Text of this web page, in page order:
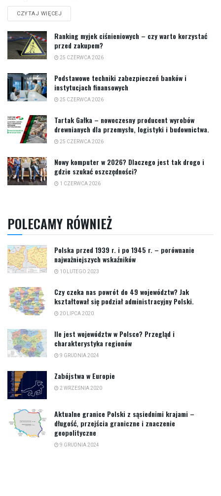
CZYTAJ WIĘCEJ
Ranking myjek ciśnieniowych – czy warto korzystać
przed zakupem?
25 CZERWCA 2026
Podstawowe techniki zabezpieczeń banków i
instytucjach finansowych
25 CZERWCA 2026
Tartak Gałka – nowoczesny producent wyrobów
drewnianych dla przemysłu, logistyki i budownictwa.
25 CZERWCA 2026
Nowy komputer w 2026? Dlaczego jest tak drogo i
gdzie szukać oszczędności?
1 CZERWCA 2026
POLECAMY RÓWNIEŻ
Polska przed 1939 r. i po 1945 r. – porównanie
najważniejszych wskaźników
10 LUTEGO 2023
Czy czeka nas powrót do 49 województw? Jak
kształtował się podział administracyjny Polski.
20 LIPCA 2020
Ile jest województw w Polsce? Przegląd i
charakterystyka regionów
9 GRUDNIA 2024
Zabójstwa w Europie
2 WRZEŚNIA 2020
Aktualne granice Polski z sąsiednimi krajami –
długość, przejścia graniczne i znaczenie
geopolityczne
9 GRUDNIA 2024